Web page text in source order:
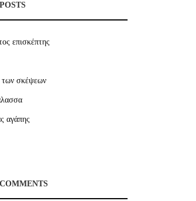
επισκέπτης
των σκέψεων
αγάπης